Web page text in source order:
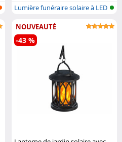
Lumière funéraire solaire à LED
NOUVEAUTÉ
-43 %